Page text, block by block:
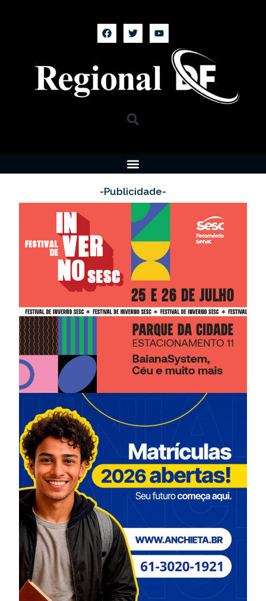
-Publicidade-